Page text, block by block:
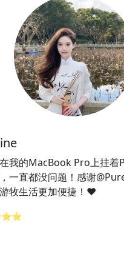
我的MacBook Pro上挂着
一直都没问题！感谢
牧生活更加便捷！❤️